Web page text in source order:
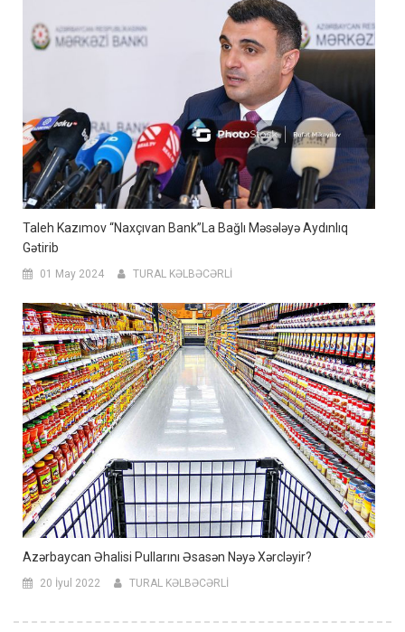
Taleh Kazımov “Naxçıvan Bank”la Bağlı Məsələyə Aydınlıq
Gətirib
01 May 2024 TURAL KƏLBƏCƏRLİ
Azərbaycan Əhalisi Pullarını Əsasən Nəyə Xərcləyir?
20 İyul 2022 TURAL KƏLBƏCƏRLİ